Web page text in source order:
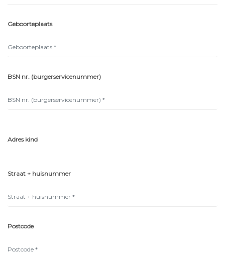
Geboorteplaats
BSN nr. (burgerservicenummer)
Adres kind
Straat + huisnummer
Postcode